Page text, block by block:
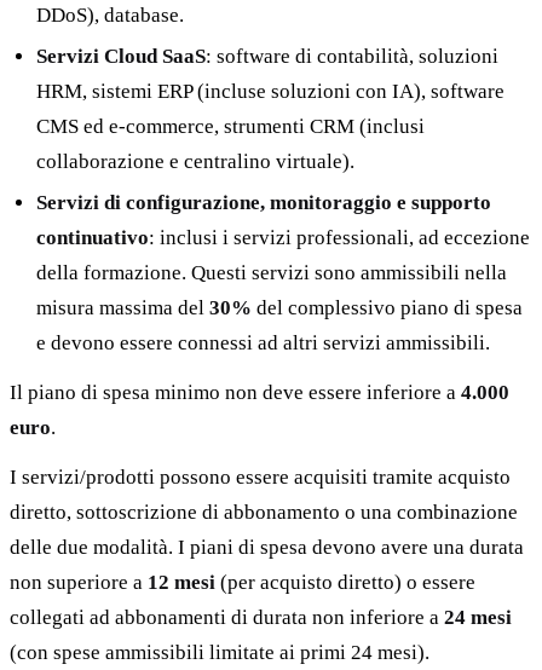
DDoS), database.
Servizi Cloud SaaS: software di contabilità, soluzioni
HRM, sistemi ERP (incluse soluzioni con IA), software
CMS ed e-commerce, strumenti CRM (inclusi
collaborazione e centralino virtuale).
Servizi di configurazione, monitoraggio e supporto
continuativo: inclusi i servizi professionali, ad eccezione
della formazione. Questi servizi sono ammissibili nella
misura massima del30% del complessivo piano di spesa
e devono essere connessi ad altri servizi ammissibili.
Il piano di spesa minimo non deve essere inferiore a 4.000
euro.
I servizi/prodotti possono essere acquisiti tramite acquisto
diretto, sottoscrizione di abbonamento o una combinazione
delle due modalità. I piani di spesa devono avere una durata
non superiore a 12 mesi (per acquisto diretto) o essere
collegati ad abbonamenti di durata non inferiore a 24 mesi
(con spese ammissibili limitate ai primi 24 mesi).